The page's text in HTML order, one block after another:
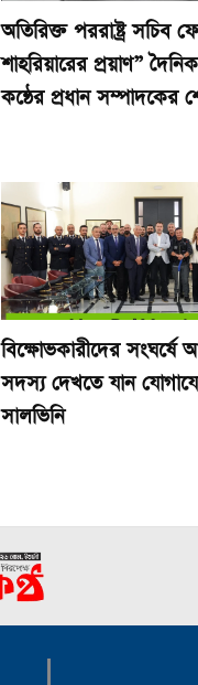
অতিরিক্ত পররাষ্ট্র সচিব
শাহরিয়ারের প্রয়াণ”
কন্ঠের প্রধান সম্পাদকের
বিক্ষোভকারীদের
সদস্য দেখতে যান
সালভিনি